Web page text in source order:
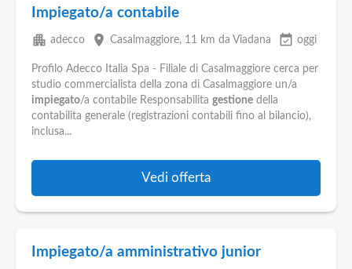
Impiegato/a contabile
apartment adecco place Casalmaggiore, 11 km da Viadana event_available oggi
Profilo Adecco Italia Spa - Filiale di Casalmaggiore cerca per
studio commercialista della zona di Casalmaggiore un/a
impiegato/a contabile Responsabilita gestione della
contabilita generale (registrazioni contabili fino al bilancio),
inclusa...
Vedi offerta
Impiegato/a amministrativo junior